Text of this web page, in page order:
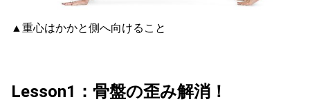
▲重心はかかと側へ向けること
Lesson1：骨盤の歪み解消！